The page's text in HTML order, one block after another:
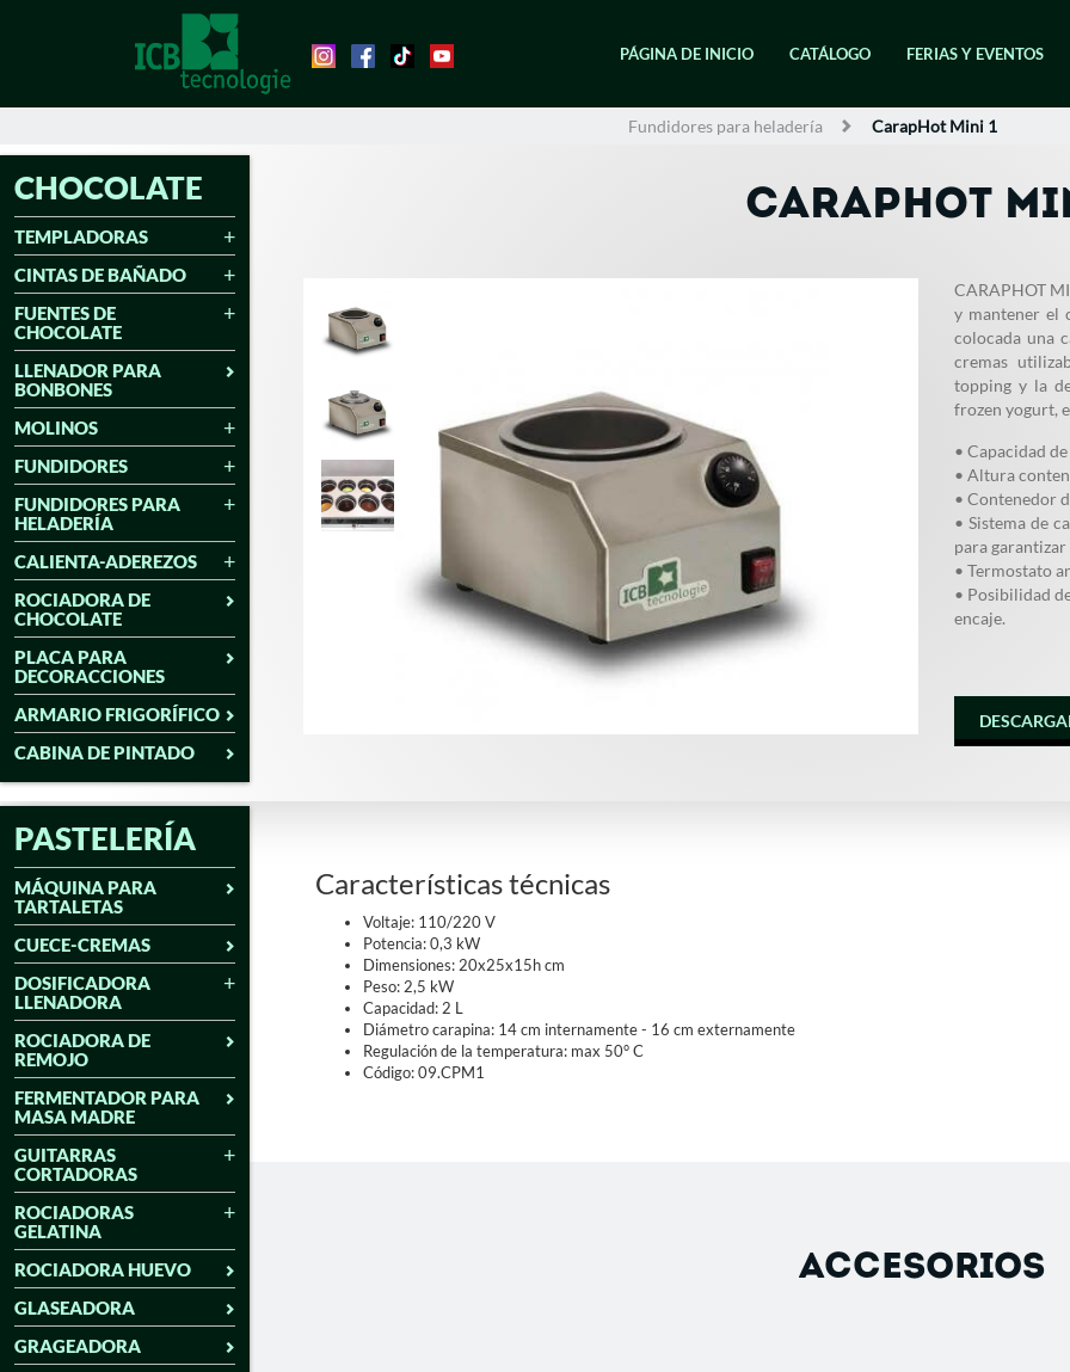
PÁGINA DE INICIO CATÁLOGO FERIAS Y EVENTOS
Fundidores para heladería CarapHot Mini 1
CARAPHOT
CARAPHOT
y mantener el
colocada una
cremas
topping y la
frozen yogurt,
• Capacidad de
• Altura
• Contenedor
• Sistema de
para
• Termostato
• Posibilidad
encaje.
Características técnicas
Voltaje: 110/220 V
Potencia: 0,3 kW
Dimensiones: 20x25x15h cm
Peso: 2,5 kW
Capacidad: 2 L
Diámetro carapina: 14 cm internamente - 16 cm externamente
Regulación de la temperatura: max 50° C
Código: 09.CPM1
ACCESORIOS
CHOCOLATE
TEMPLADORAS
CINTAS DE BAÑADO
FUENTES DE
CHOCOLATE
LLENADOR PARA
BONBONES
MOLINOS
FUNDIDORES
FUNDIDORES PARA
HELADERÍA
CALIENTA-ADEREZOS
ROCIADORA DE
CHOCOLATE
PLACA PARA
DECORACCIONES
ARMARIO FRIGORÍFICO
CABINA DE PINTADO
PASTELERÍA
MÁQUINA PARA
TARTALETAS
CUECE-CREMAS
DOSIFICADORA
LLENADORA
ROCIADORA DE
REMOJO
FERMENTADOR PARA
MASA MADRE
GUITARRAS
CORTADORAS
ROCIADORAS
GELATINA
ROCIADORA HUEVO
GLASEADORA
GRAGEADORA